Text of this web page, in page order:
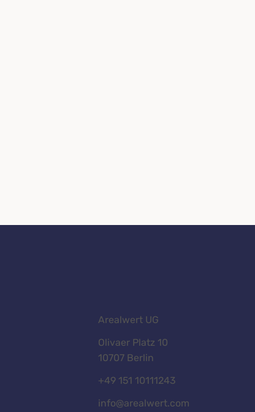
Arealwert UG
Olivaer Platz 10
10707 Berlin
+49 151 10111243
info@arealwert.com